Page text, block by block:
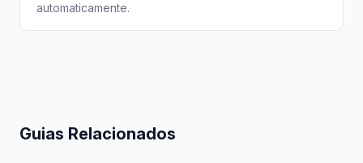
automaticamente.
Guias Relacionados